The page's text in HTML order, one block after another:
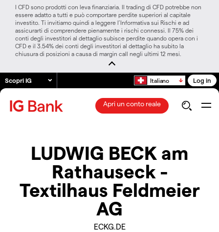
I CFD sono prodotti con leva finanziaria. Il trading di CFD potrebbe non
essere adatto a tutti e può comportare perdite superiori al capitale
investito. Ti invitiamo quindi a leggere l’Informativa sui Rischi e ad
assicurarti di comprendere pienamente i rischi connessi. Il 75% dei
conti degli investitori al dettaglio subisce perdite quando opera con i
CFD e il 3.54% dei conti degli investitori al dettaglio ha subito la
chiusura di posizioni a causa di margin call negli ultimi 12 mesi.
Scopri IG Italiano Log in
Apri un conto reale
LUDWIG BECK am
Rathauseck -
Textilhaus Feldmeier
AG
ECKG.DE